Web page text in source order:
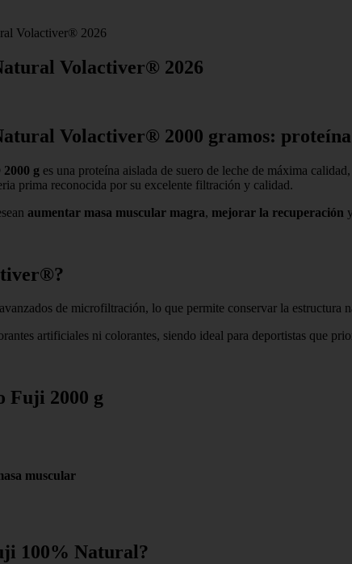
Volactiver® 2026
Volactiver® 2026
Volactiver® 2000 gramos:
g es una proteína aislada de suero de leche de máxima
prima reconocida por su excelente filtración y calidad.
aumentar masa muscular magra, mejorar la recuperación
de microfiltración, lo que permite conservar la estructura
artificiales ni colorantes, siendo ideal para deportistas que
Fuji 2000 g
muscular
100% Natural?